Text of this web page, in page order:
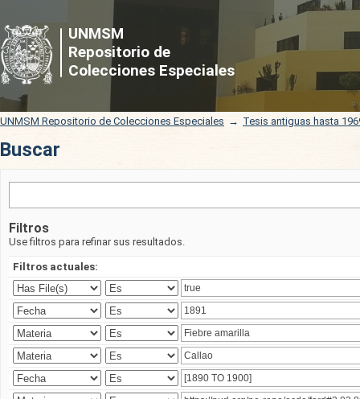
UNMSM
Repositorio de
Colecciones Especiales
Buscar
UNMSM Repositorio de Colecciones Especiales → Tesis antiguas hasta
Buscar
Filtros
Use filtros para refinar sus resultados.
Filtros actuales: